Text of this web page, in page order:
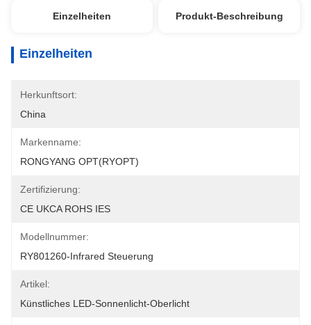
Einzelheiten Produkt-Beschreibung
Einzelheiten
Herkunftsort:
China
Markenname:
RONGYANG OPT(RYOPT)
Zertifizierung:
CE UKCA ROHS IES
Modellnummer:
RY801260-Infrared Steuerung
Artikel:
Künstliches LED-Sonnenlicht-Oberlicht